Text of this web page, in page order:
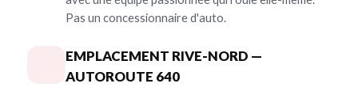
Pas un concessionnaire d'auto.
EMPLACEMENT RIVE-NORD —
AUTOROUTE 640